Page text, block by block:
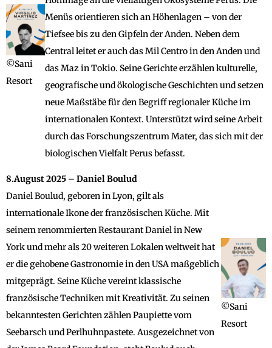
©Sani
Resort
Menüs orientieren sich an Höhenlagen – von der
Tiefsee bis zu den Gipfeln der Anden. Neben dem
Central leitet er auch das Mil Centro in den Anden und
das Maz in Tokio. Seine Gerichte erzählen kulturelle,
geografische und ökologische Geschichten und setzen
neue Maßstäbe für den Begriff regionaler Küche im
internationalen Kontext. Unterstützt wird seine Arbeit
durch das Forschungszentrum Mater, das sich mit der
biologischen Vielfalt Perus befasst.
8.August 2025 – Daniel Boulud
Daniel Boulud, geboren in Lyon, gilt als
internationale Ikone der französischen Küche. Mit
seinem renommierten Restaurant Daniel in New
York und mehr als 20 weiteren Lokalen weltweit hat
er die gehobene Gastronomie in den USA maßgeblich
mitgeprägt. Seine Küche vereint klassische
französische Techniken mit Kreativität. Zu seinen
bekanntesten Gerichten zählen Paupiette vom
Seebarsch und Perlhuhnpastete. Ausgezeichnet von
©Sani
Resort